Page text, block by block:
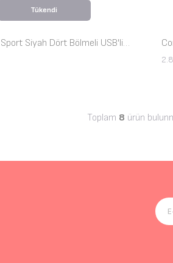
Tükendi
Coral High Sport Siyah Dört Bölmeli USB'li Çekçekli Sırt Çantası 23251
Toplam 8 ürün